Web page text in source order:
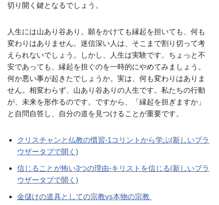
切り開く鍵となるでしょう。
人生には山あり谷あり。願をかけても縁起を担いても、何も
変わりはありません。迷信深い人は、そこまで割り切って考
えられないでしょう。しかし、人生は実験です。ちょっと不
安であっても、縁起を担ぐのを一時的にやめてみましょう。
何か悪い事が起きたでしょうか。実は、何も変わりはありま
せん。相変わらず、山あり谷ありの人生です。私たちの行動
が、未来を形作るのです。ですから、「縁起を担ぎますか」
と自問自答し、自分の道を見つけることが重要です。
クリスチャンと仏教の慣習-1コリントから学ぶ(新しいブラ
ウザータブで開く)
信じることが怖い3つの理由-キリストを信じる(新しいブラ
ウザータブで開く)
金儲けの道具としての宗教vs本物の宗教